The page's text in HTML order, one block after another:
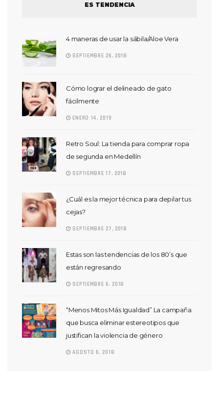
ES TENDENCIA
4 maneras de usar la sábila/Aloe Vera
SEPTIEMBRE 26, 2018
Cómo lograr el delineado de gato
fácilmente
ENERO 14, 2019
Retro Soul: La tienda para comprar ropa
de segunda en Medellín
SEPTIEMBRE 17, 2018
¿Cuál es la mejor técnica para depilar tus
cejas?
SEPTIEMBRE 27, 2018
Estas son las tendencias de los 80’s que
están regresando
SEPTIEMBRE 6, 2018
“Menos Mitos Más Igualdad” La campaña
que busca eliminar estereotipos que
justifican la violencia de género
AGOSTO 6, 2018